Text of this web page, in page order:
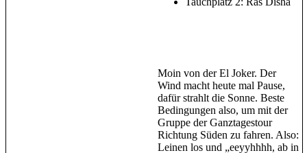
Moin von der El Joker. Der
Wind macht heute mal Pause,
dafür strahlt die Sonne. Beste
Bedingungen also, um mit der
Gruppe der Ganztagestour
Richtung Süden zu fahren. Also:
Leinen los und „eeyyhhhh, ab in